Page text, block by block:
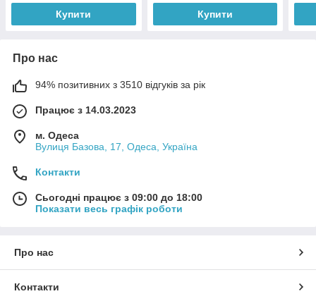
Купити Купити
Про нас
94% позитивних з 3510 відгуків за рік
Працює з 14.03.2023
м. Одеса
Вулиця Базова, 17, Одеса, Україна
Контакти
Сьогодні працює з 09:00 до 18:00
Показати весь графік роботи
Про нас
Контакти